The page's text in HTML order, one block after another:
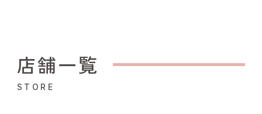
店舗一覧
STORE